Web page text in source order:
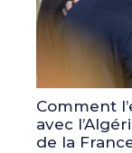
Comment
avec
de la